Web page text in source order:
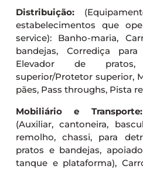
Distribuição:
estabelecimentos que
service): Banho-maria,
bandejas, Corrediça
Elevador de pratos,
superior/Protetor superior,
pães, Pass throughs, Pista
Mobiliário e Transporte:
(Auxiliar, cantoneira,
remolho, chassi, para
pratos e bandejas,
tanque e plataforma),